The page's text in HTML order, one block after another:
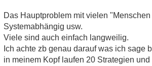
Das Hauptproblem mit vielen
Systemabhängig usw.
Viele sind auch einfach langweilig.
Ich achte zb genau darauf was ich sage
in meinem Kopf laufen 20 Strategien